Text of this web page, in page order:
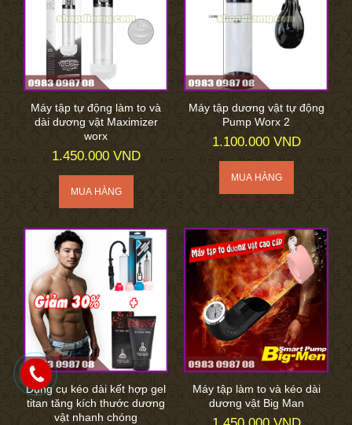
Máy tập tự động làm to và
dài dương vật Maximizer
worx
1.450.000 VND
Máy tập dương vật tự động
Pump Worx 2
1.100.000 VND
Dụng cụ kéo dài kết hợp gel
titan tăng kích thước dương
vật nhanh chóng
Máy tập làm to và kéo dài
dương vật Big Man